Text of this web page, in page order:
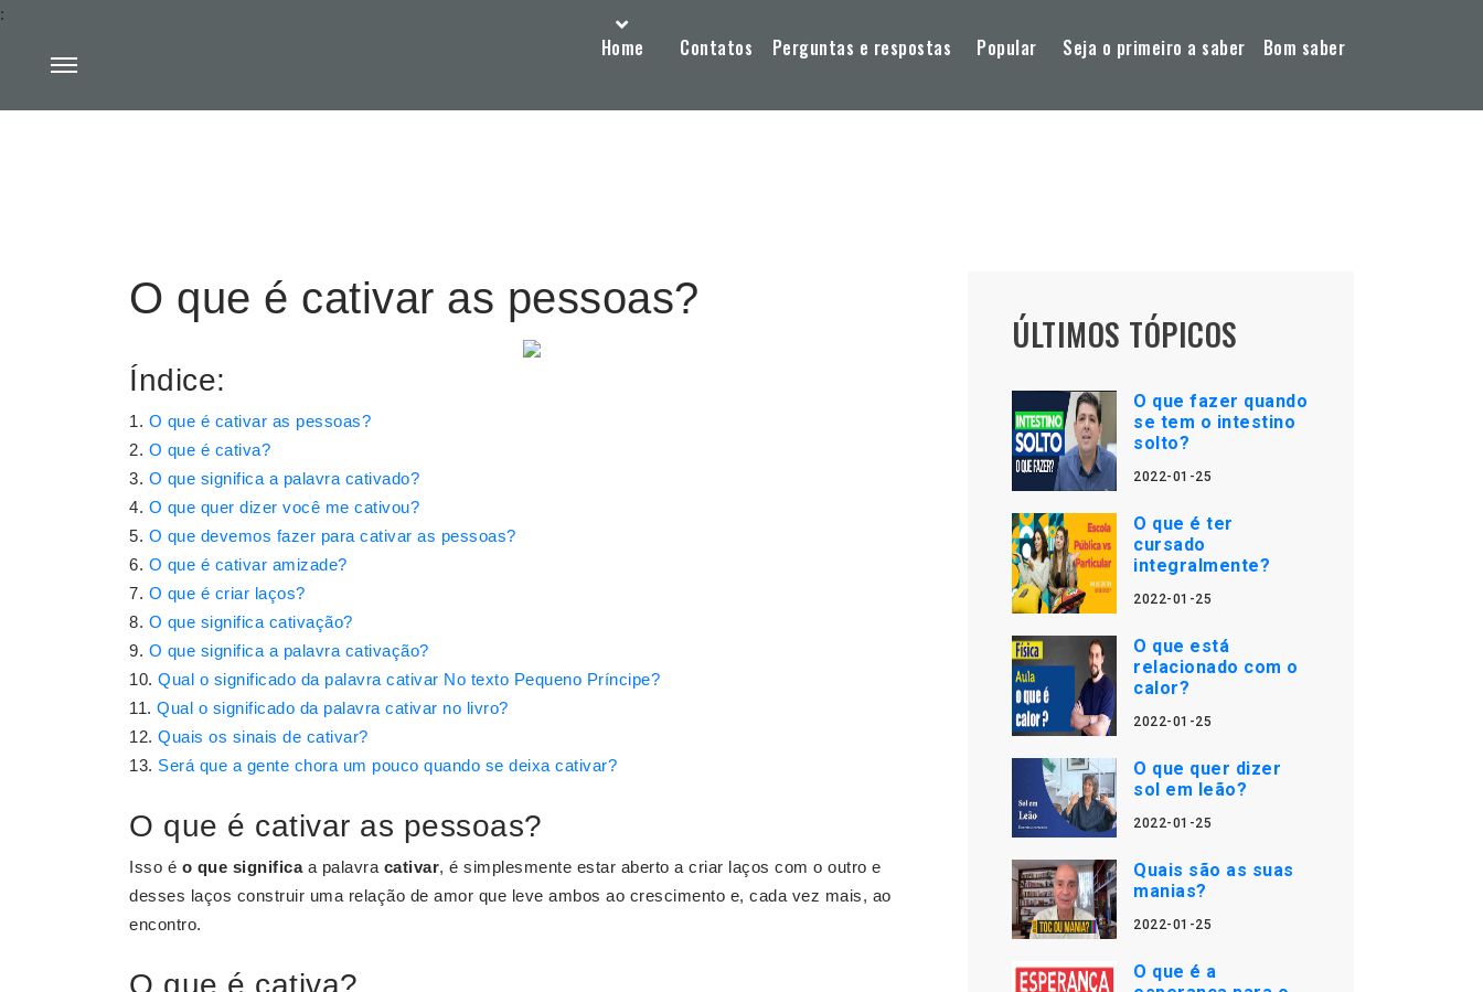
Home Contatos Perguntas e respostas Popular Seja o primeiro a saber Bom saber
:
O que é cativar as pessoas?
Índice:
O que é cativar as pessoas?
O que é cativa?
O que significa a palavra cativado?
O que quer dizer você me cativou?
O que devemos fazer para cativar as pessoas?
O que é cativar amizade?
O que é criar laços?
O que significa cativação?
O que significa a palavra cativação?
Qual o significado da palavra cativar No texto Pequeno Príncipe?
Qual o significado da palavra cativar no livro?
Quais os sinais de cativar?
Será que a gente chora um pouco quando se deixa cativar?
O que é cativar as pessoas?
Isso é o que significaa palavra cativar, é simplesmente estar aberto a criar laços com o outro e
desses laços construir uma relação de amor que leve ambos ao crescimento e, cada vez mais, ao
encontro.
O que é cativa?
ÚLTIMOS TÓPICOS
O que fazer quando
se tem o intestino
solto?
2022-01-25
O que é ter
cursado
integralmente?
2022-01-25
O que está
relacionado com o
calor?
2022-01-25
O que quer dizer
sol em leão?
2022-01-25
Quais são as suas
manias?
2022-01-25
O que é a